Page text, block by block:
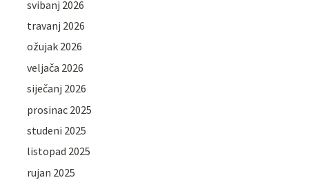
svibanj 2026
travanj 2026
ožujak 2026
veljača 2026
siječanj 2026
prosinac 2025
studeni 2025
listopad 2025
rujan 2025